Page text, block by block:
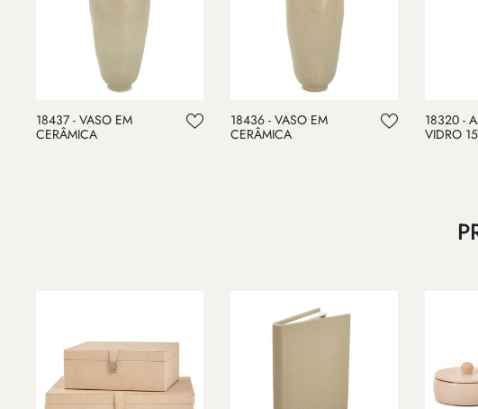
18437 - VASO EM
CERÂMICA
18436 - VASO EM
CERÂMICA
18320 -
VIDRO